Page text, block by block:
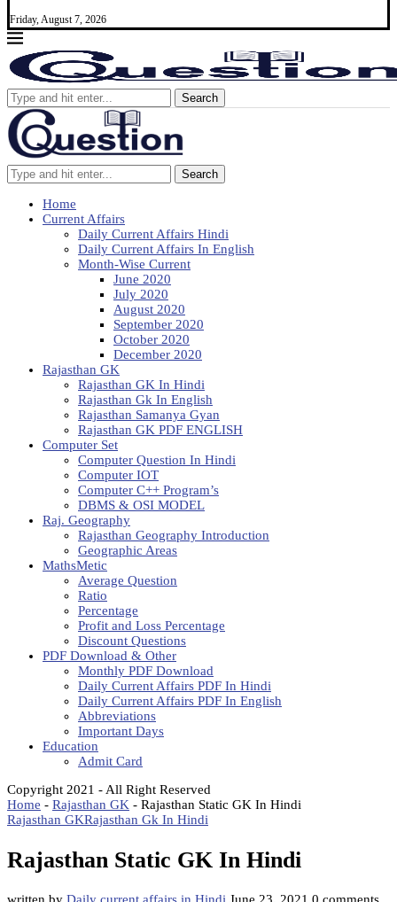
Friday, August 7, 2026
Search
Search
Home
Current Affairs
Daily Current Affairs Hindi
Daily Current Affairs In English
Month-Wise Current
June 2020
July 2020
August 2020
September 2020
October 2020
December 2020
Rajasthan GK
Rajasthan GK In Hindi
Rajasthan Gk In English
Rajasthan Samanya Gyan
Rajasthan GK PDF ENGLISH
Computer Set
Computer Question In Hindi
Computer IOT
Computer C++ Program’s
DBMS & OSI MODEL
Raj. Geography
Rajasthan Geography Introduction
Geographic Areas
MathsMetic
Average Question
Ratio
Percentage
Profit and Loss Percentage
Discount Questions
PDF Download & Other
Monthly PDF Download
Daily Current Affairs PDF In Hindi
Daily Current Affairs PDF In English
Abbreviations
Important Days
Education
Admit Card
Copyright 2021 - All Right Reserved
Home - Rajasthan GK - Rajasthan Static GK In Hindi
Rajasthan GKRajasthan Gk In Hindi
Rajasthan Static GK In Hindi